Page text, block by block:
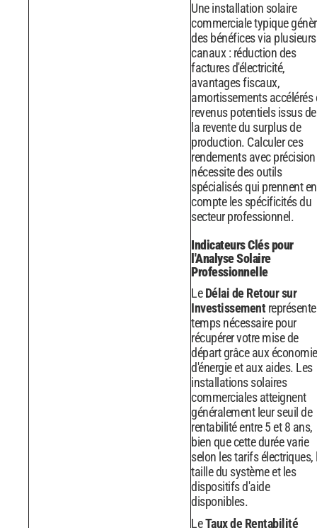
Une installation solaire
commerciale typique
des bénéfices via plusieurs
canaux : réduction des
factures d'électricité,
avantages fiscaux,
amortissements accélérés
revenus potentiels issus de
la revente du surplus de
production. Calculer ces
rendements avec précision
nécessite des outils
spécialisés qui prennent en
compte les spécificités du
secteur professionnel.
Indicateurs Clés pour
l'Analyse Solaire
Professionnelle
LeDélai de Retour sur
Investissement
temps nécessaire pour
récupérer votre mise de
départ grâce aux
d'énergie et aux aides. Les
installations solaires
commerciales atteignent
généralement leur seuil de
rentabilité entre 5 et 8 ans,
bien que cette durée varie
selon les tarifs électriques,
taille du système et les
dispositifs d'aide
disponibles.
LeTaux de Rentabilité